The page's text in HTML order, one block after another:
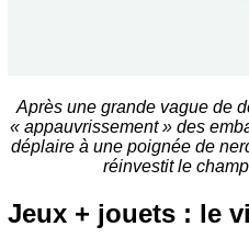
Après une grande vague de
« appauvrissement » des
déplaire à une poignée de
réinvestit le
Jeux + jouets : le